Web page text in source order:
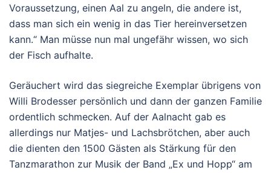
Voraussetzung, einen Aal zu angeln, die andere ist,
dass man sich ein wenig in das Tier hereinversetzen
kann.“ Man müsse nun mal ungefähr wissen, wo sich
der Fisch aufhalte.
Geräuchert wird das siegreiche Exemplar übrigens von
Willi Brodesser persönlich und dann der ganzen Familie
ordentlich schmecken. Auf der Aalnacht gab es
allerdings nur Matjes- und Lachsbrötchen, aber auch
die dienten den 1500 Gästen als Stärkung für den
Tanzmarathon zur Musik der Band „Ex und Hopp“ am